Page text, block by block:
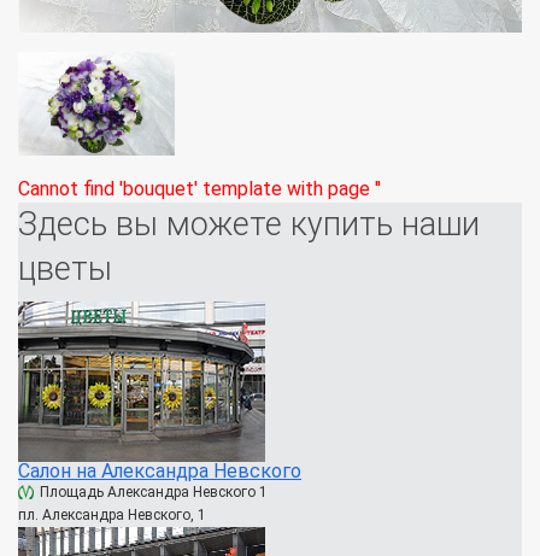
Cannot find 'bouquet' template with page ''
Здесь вы можете купить наши
цветы
Салон на Александра Невского
Площадь Александра Невского 1
пл. Александра Невского, 1